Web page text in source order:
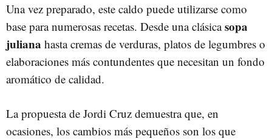
Una vez preparado, este caldo puede utilizarse como
base para numerosas recetas. Desde una clásicasopa
juliana hasta cremas de verduras, platos de legumbres o
elaboraciones más contundentes que necesitan un fondo
aromático de calidad.
La propuesta de Jordi Cruz demuestra que, en
ocasiones, los cambios más pequeños son los que